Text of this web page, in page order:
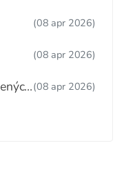
(08 apr 2026)
(08 apr 2026)
(08 apr 2026)